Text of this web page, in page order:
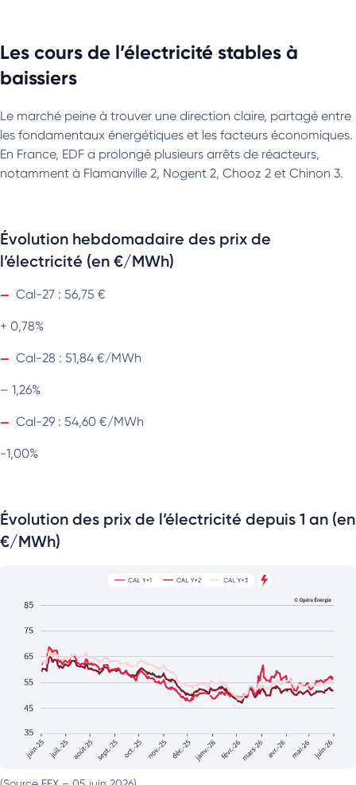
Les cours de l’électricité stables à
baissiers
Le marché peine à trouver une direction claire, partagé entre
les fondamentaux énergétiques et les facteurs économiques.
En France, EDF a prolongé plusieurs arrêts de réacteurs,
notamment à Flamanville 2, Nogent 2, Chooz 2 et Chinon 3.
Évolution hebdomadaire des prix de
l’électricité (en €/MWh)
Cal-27 : 56,75 €
+ 0,78%
Cal-28 : 51,84 €/MWh
– 1,26%
Cal-29 : 54,60 €/MWh
-1,00%
Évolution des prix de l’électricité depuis 1 an (en
€/MWh)